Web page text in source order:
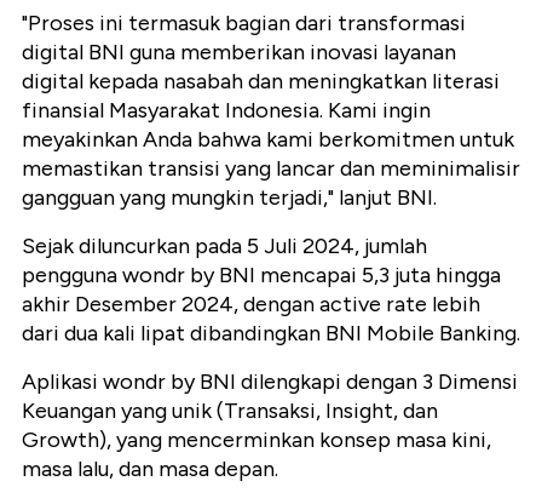
"Proses ini termasuk bagian dari transformasi
digital BNI guna memberikan inovasi layanan
digital kepada nasabah dan meningkatkan literasi
finansial Masyarakat Indonesia. Kami ingin
meyakinkan Anda bahwa kami berkomitmen untuk
memastikan transisi yang lancar dan meminimalisir
gangguan yang mungkin terjadi," lanjut BNI.
Sejak diluncurkan pada 5 Juli 2024, jumlah
pengguna wondr by BNI mencapai 5,3 juta hingga
akhir Desember 2024, dengan active rate lebih
dari dua kali lipat dibandingkan BNI Mobile Banking.
Aplikasi wondr by BNI dilengkapi dengan 3 Dimensi
Keuangan yang unik (Transaksi, Insight, dan
Growth), yang mencerminkan konsep masa kini,
masa lalu, dan masa depan.